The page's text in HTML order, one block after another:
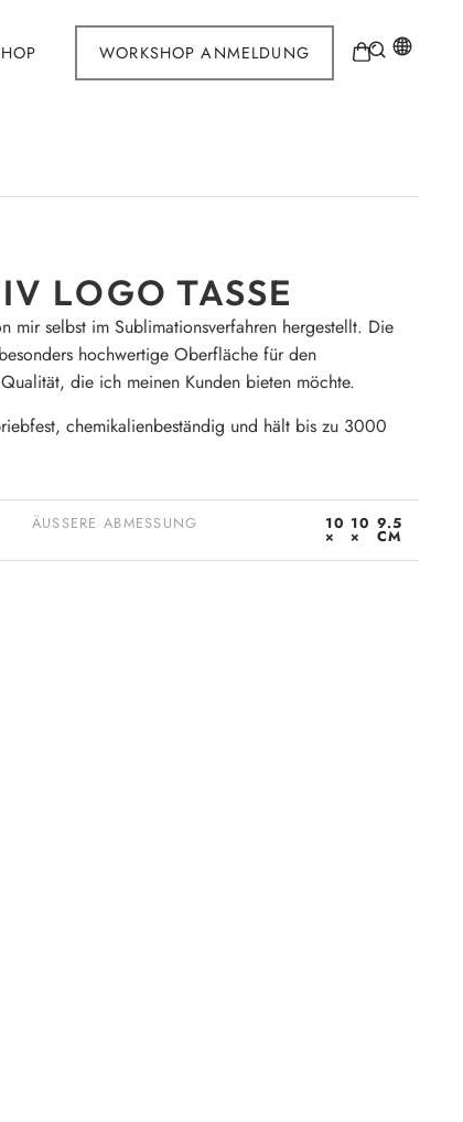
WORKSHOP ANMELDUNG
LOGO TASSE
mir selbst im Sublimationsverfahren hergestellt. Die
hochwertige Oberfläche für den
die ich meinen Kunden bieten möchte.
chemikalienbeständig und hält bis zu 3000
ÄUSSERE ABMESSUNG 10
×
10
×
9.5
CM